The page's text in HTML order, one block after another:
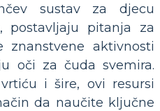
sustav za djecu
postavljaju pitanja za
znanstvene aktivnosti
oči za čuda svemira.
i šire, ovi resursi
da naučite ključne